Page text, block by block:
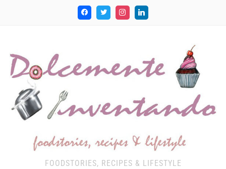
FOODSTORIES, RECIPES & LIFESTYLE